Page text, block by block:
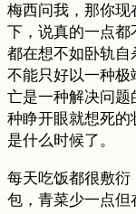
梅西问我，那你
下，说真的一点
都在想不如卧轨自
不能只好以一种
亡是一种解决问
种睁开眼就想死
是什么时候了。
每天吃饭都很敷
包，青菜少一点但